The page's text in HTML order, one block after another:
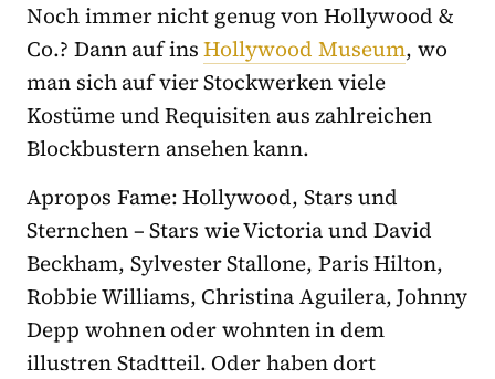
Noch immer nicht genug von Hollywood &
Co.? Dann auf insHollywood Museum, wo
man sich auf vier Stockwerken viele
Kostüme und Requisiten aus zahlreichen
Blockbustern ansehen kann.
Apropos Fame: Hollywood, Stars und
Sternchen – Stars wie Victoria und David
Beckham, Sylvester Stallone, Paris Hilton,
Robbie Williams, Christina Aguilera, Johnny
Depp wohnen oder wohnten in dem
illustren Stadtteil. Oder haben dort